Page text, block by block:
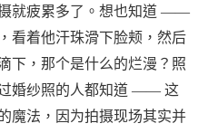
就疲累多了。想也知道 ——
看着他汗珠滑下脸颊，然后
下，那个是什么的烂漫？照
婚纱照的人都知道 —— 这
魔法，因为拍摄现场其实并